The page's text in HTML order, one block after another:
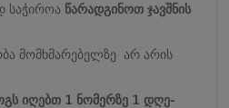
საჭიროა წარადგინოთ ჯავშნის
მომხმარებელზე არ არის
იღებთ 1 ნომერზე 1 დღე-